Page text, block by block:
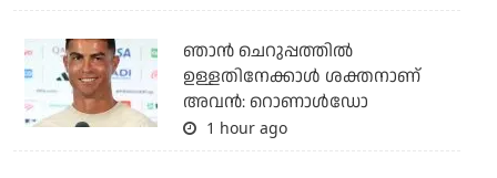
ഞാന്‍ ചെറുപ്പത്തില്‍
ഉള്ളതിനേക്കാള്‍ ശക്തനാണ്
അവന്‍: റൊണാള്‍ഡോ
1 hour ago